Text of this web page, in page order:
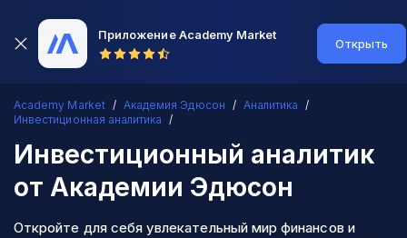
Приложение Academy Market
Открыть
Academy Market Академия Эдюсон
Аналитика
Инвестиционная аналитика
Инвестиционный аналитик
от Академии Эдюсон
Откройте для себя увлекательный мир финансов и